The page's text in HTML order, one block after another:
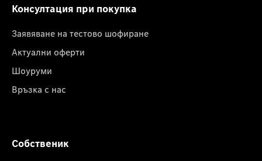
Консултация при покупка
Заявяване на тестово шофиране
Актуални оферти
Шоуруми
Връзка с нас
Собственик